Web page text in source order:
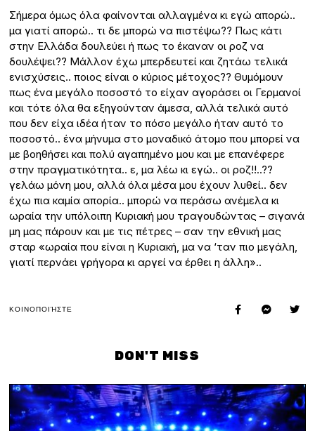
Σήμερα όμως όλα φαίνονται αλλαγμένα κι εγώ απορώ..
μα γιατί απορώ.. τι δε μπορώ να πιστέψω?? Πως κάτι
στην Ελλάδα δουλεύει ή πως το έκαναν οι ροζ να
δουλέψει?? Μάλλον έχω μπερδευτεί και ζητάω τελικά
ενισχύσεις.. ποιος είναι ο κύριος μέτοχος?? Θυμόμουν
πως ένα μεγάλο ποσοστό το είχαν αγοράσει οι Γερμανοί
και τότε όλα θα εξηγούνταν άμεσα, αλλά τελικά αυτό
που δεν είχα ιδέα ήταν το πόσο μεγάλο ήταν αυτό το
ποσοστό.. ένα μήνυμα στο μοναδικό άτομο που μπορεί να
με βοηθήσει και πολύ αγαπημένο μου και με επανέφερε
στην πραγματικότητα.. ε, μα λέω κι εγώ.. οι ροζ!!..??
γελάω μόνη μου, αλλά όλα μέσα μου έχουν λυθεί.. δεν
έχω πια καμία απορία.. μπορώ να περάσω ανέμελα κι
ωραία την υπόλοιπη Κυριακή μου τραγουδώντας – σιγανά
μη μας πάρουν και με τις πέτρες – σαν την εθνική μας
σταρ «ωραία που είναι η Κυριακή, μα να ‘ταν πιο μεγάλη,
γιατί περνάει γρήγορα κι αργεί να έρθει η άλλη»..
ΚΟΙΝΟΠΟΙΉΣΤΕ
DON'T MISS